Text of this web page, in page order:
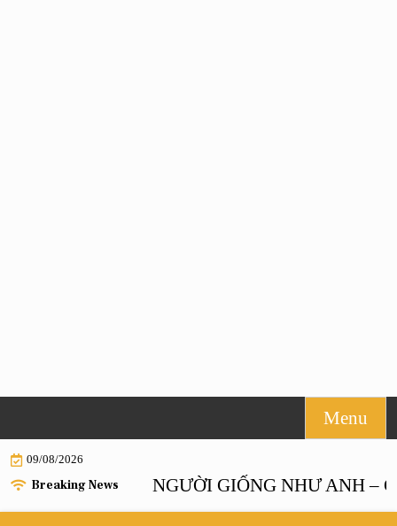
to
content
Menu
09/08/2026
Breaking News
ANH HOẶC NGƯỜI GIỐNG NHƯ ANH –